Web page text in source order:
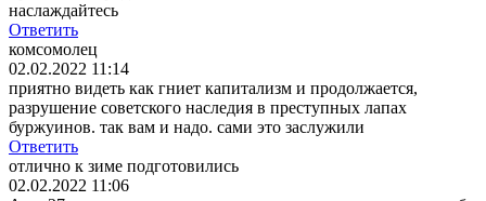
наслаждайтесь
Ответить
комсомолец
02.02.2022 11:14
приятно видеть как гниет капитализм и продолжается,
разрушение советского наследия в преступных лапах
буржуинов. так вам и надо. сами это заслужили
Ответить
отлично к зиме подготовились
02.02.2022 11:06